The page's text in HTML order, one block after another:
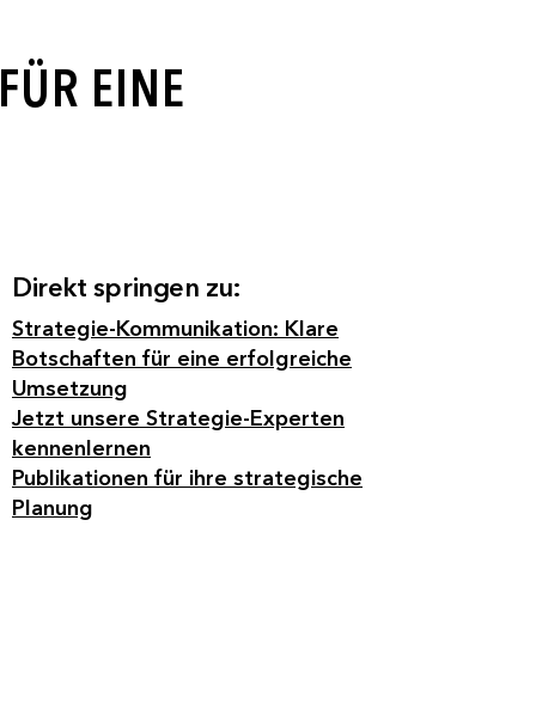
EINE
Direkt springen zu:
Strategie-Kommunikation: Klare
Botschaften für eine erfolgreiche
Umsetzung
Jetzt unsere Strategie-Experten
kennenlernen
Publikationen für ihre strategische
Planung